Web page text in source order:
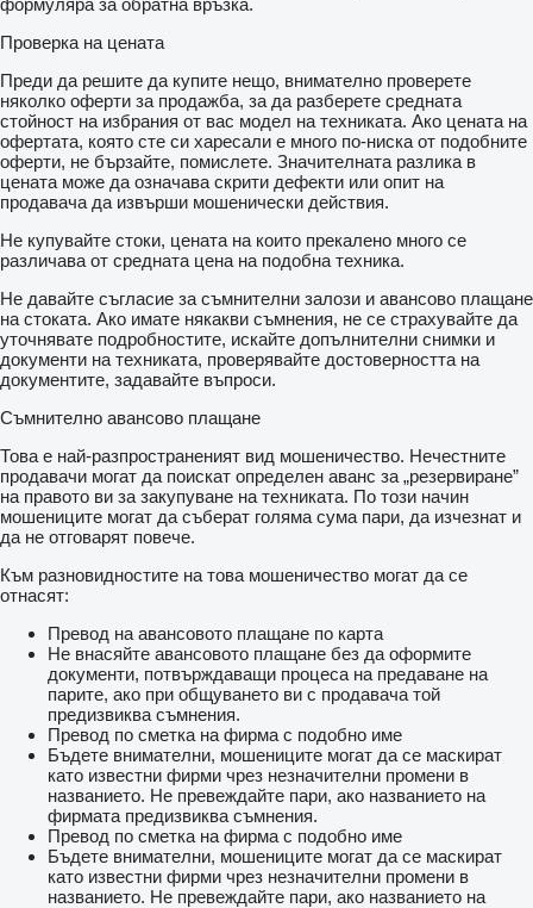
Проверка на цената
Преди да решите да купите нещо, внимателно проверете
няколко оферти за продажба, за да разберете средната
стойност на избрания от вас модел на техниката. Ако цената на
офертата, която сте си харесали е много по-ниска от подобните
оферти, не бързайте, помислете. Значителната разлика в
цената може да означава скрити дефекти или опит на
продавача да извърши мошенически действия.
Не купувайте стоки, цената на които прекалено много се
различава от средната цена на подобна техника.
Не давайте съгласие за съмнителни залози и авансово плащане
на стоката. Ако имате някакви съмнения, не се страхувайте да
уточнявате подробностите, искайте допълнителни снимки и
документи на техниката, проверявайте достоверността на
документите, задавайте въпроси.
Съмнително авансово плащане
Това е най-разпространеният вид мошеничество. Нечестните
продавачи могат да поискат определен аванс за „резервиране”
на правото ви за закупуване на техниката. По този начин
мошениците могат да съберат голяма сума пари, да изчезнат и
да не отговарят повече.
Към разновидностите на това мошеничество могат да се
отнасят:
Превод на авансовото плащане по карта
Не внасяйте авансовото плащане без да оформите
документи, потвърждаващи процеса на предаване на
парите, ако при общуването ви с продавача той
предизвиква съмнения.
Превод по сметка на фирма с подобно име
Бъдете внимателни, мошениците могат да се маскират
като известни фирми чрез незначителни промени в
названието. Не превеждайте пари, ако названието на
фирмата предизвиква съмнения.
Превод по сметка на фирма с подобно име
Бъдете внимателни, мошениците могат да се маскират
като известни фирми чрез незначителни промени в
названието. Не превеждайте пари, ако названието на